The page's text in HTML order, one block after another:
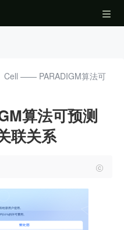
Cell —— PARADIGM算法可
算法可预测
联关系